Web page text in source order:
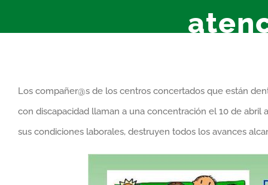
Los compañer@s de los centros concertados que están
con discapacidad llaman a una concentración el 10 de
sus condiciones laborales, destruyen todos los avances